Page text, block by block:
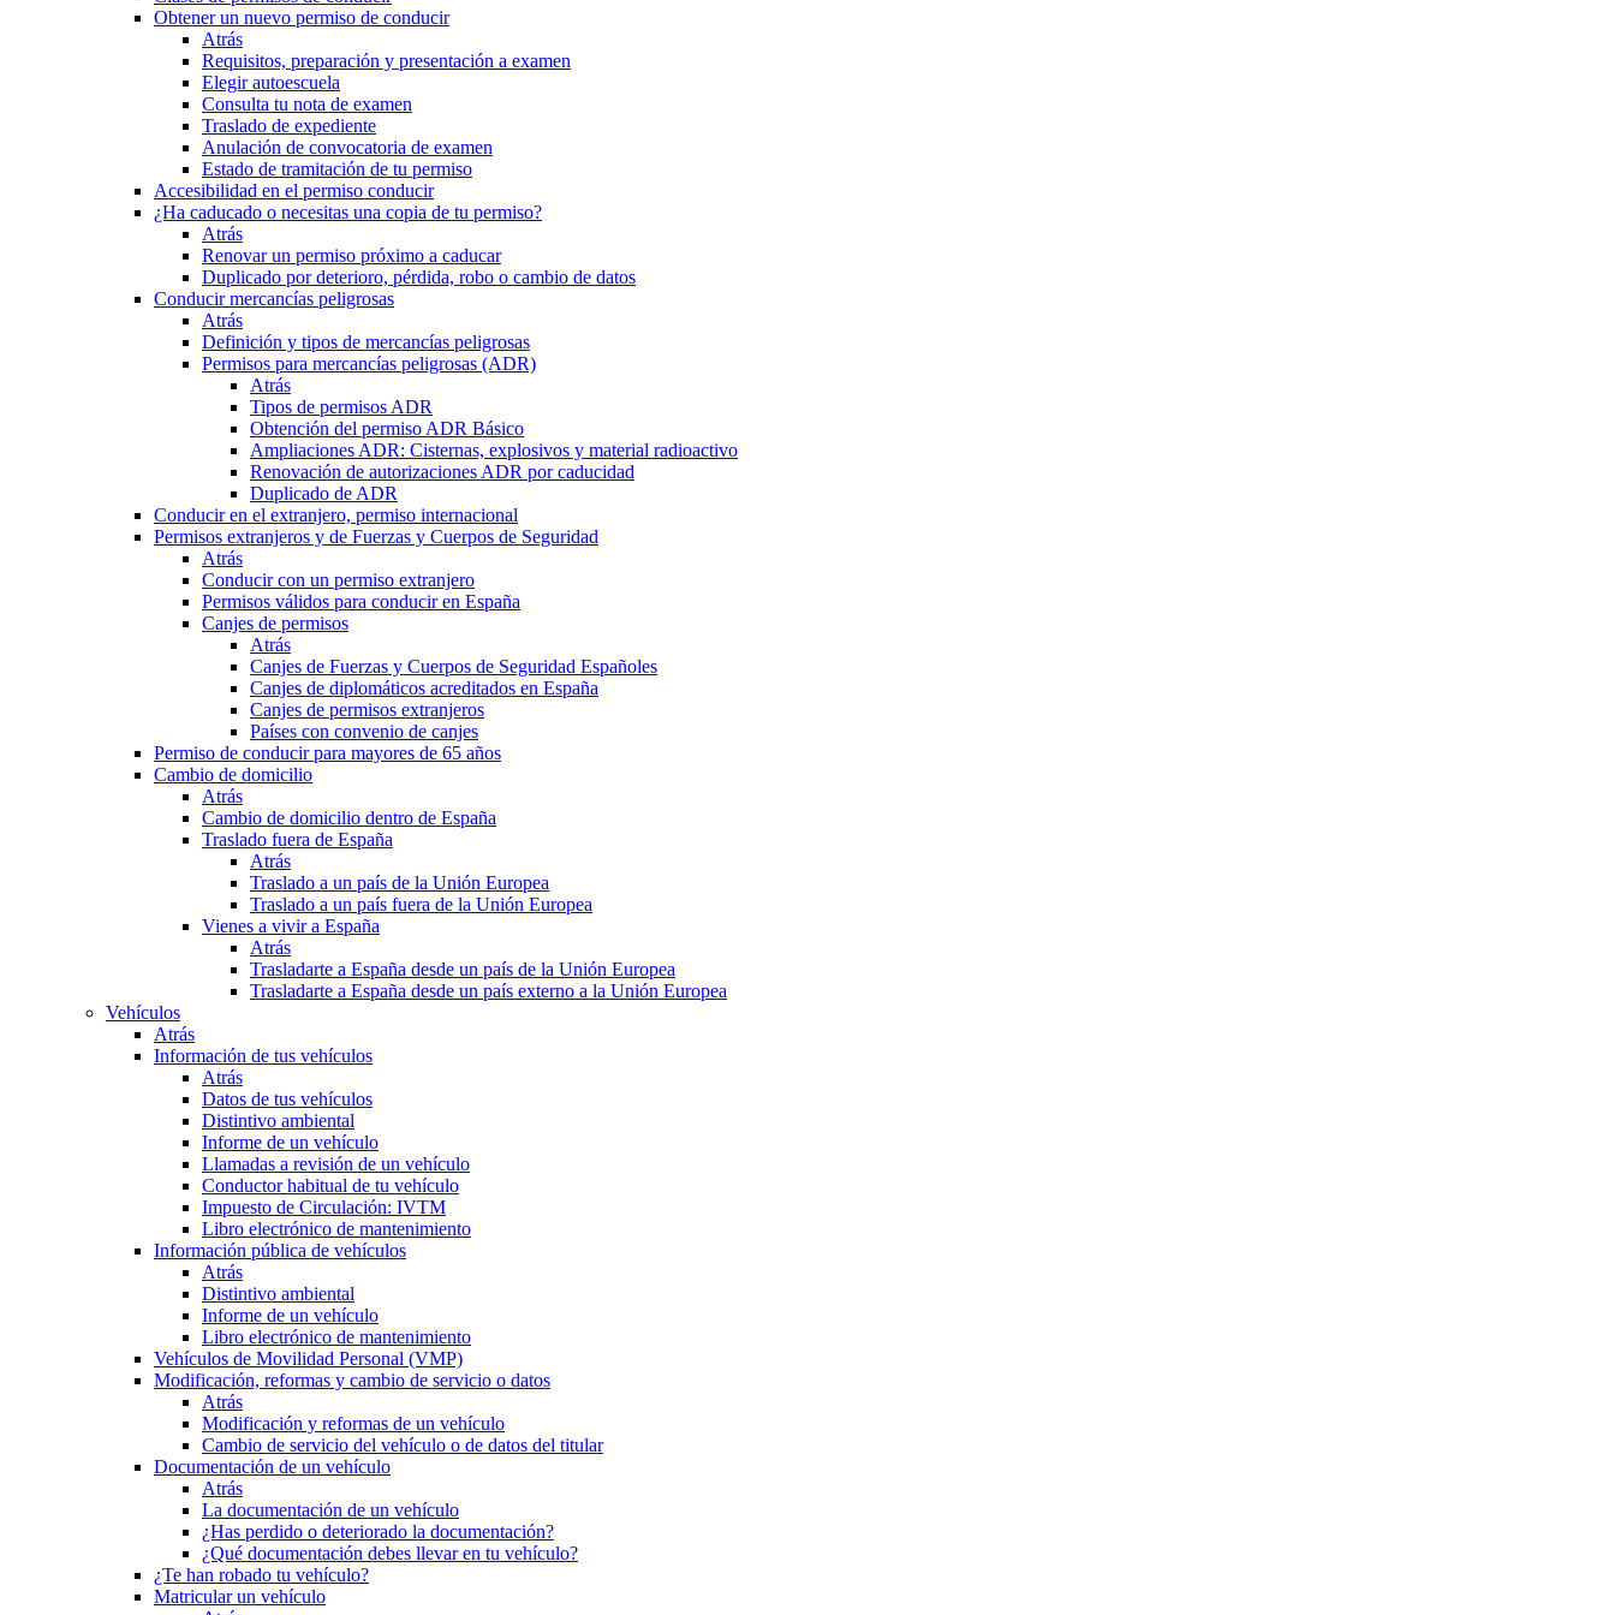
Obtener un nuevo permiso de conducir
Atrás
Requisitos, preparación y presentación a examen
Elegir autoescuela
Consulta tu nota de examen
Traslado de expediente
Anulación de convocatoria de examen
Estado de tramitación de tu permiso
Accesibilidad en el permiso conducir
¿Ha caducado o necesitas una copia de tu permiso?
Atrás
Renovar un permiso próximo a caducar
Duplicado por deterioro, pérdida, robo o cambio de datos
Conducir mercancías peligrosas
Atrás
Definición y tipos de mercancías peligrosas
Permisos para mercancías peligrosas (ADR)
Atrás
Tipos de permisos ADR
Obtención del permiso ADR Básico
Ampliaciones ADR: Cisternas, explosivos y material radioactivo
Renovación de autorizaciones ADR por caducidad
Duplicado de ADR
Conducir en el extranjero, permiso internacional
Permisos extranjeros y de Fuerzas y Cuerpos de Seguridad
Atrás
Conducir con un permiso extranjero
Permisos válidos para conducir en España
Canjes de permisos
Atrás
Canjes de Fuerzas y Cuerpos de Seguridad Españoles
Canjes de diplomáticos acreditados en España
Canjes de permisos extranjeros
Países con convenio de canjes
Permiso de conducir para mayores de 65 años
Cambio de domicilio
Atrás
Cambio de domicilio dentro de España
Traslado fuera de España
Atrás
Traslado a un país de la Unión Europea
Traslado a un país fuera de la Unión Europea
Vienes a vivir a España
Atrás
Trasladarte a España desde un país de la Unión Europea
Trasladarte a España desde un país externo a la Unión Europea
Vehículos
Atrás
Información de tus vehículos
Atrás
Datos de tus vehículos
Distintivo ambiental
Informe de un vehículo
Llamadas a revisión de un vehículo
Conductor habitual de tu vehículo
Impuesto de Circulación: IVTM
Libro electrónico de mantenimiento
Información pública de vehículos
Atrás
Distintivo ambiental
Informe de un vehículo
Libro electrónico de mantenimiento
Vehículos de Movilidad Personal (VMP)
Modificación, reformas y cambio de servicio o datos
Atrás
Modificación y reformas de un vehículo
Cambio de servicio del vehículo o de datos del titular
Documentación de un vehículo
Atrás
La documentación de un vehículo
¿Has perdido o deteriorado la documentación?
¿Qué documentación debes llevar en tu vehículo?
¿Te han robado tu vehículo?
Matricular un vehículo